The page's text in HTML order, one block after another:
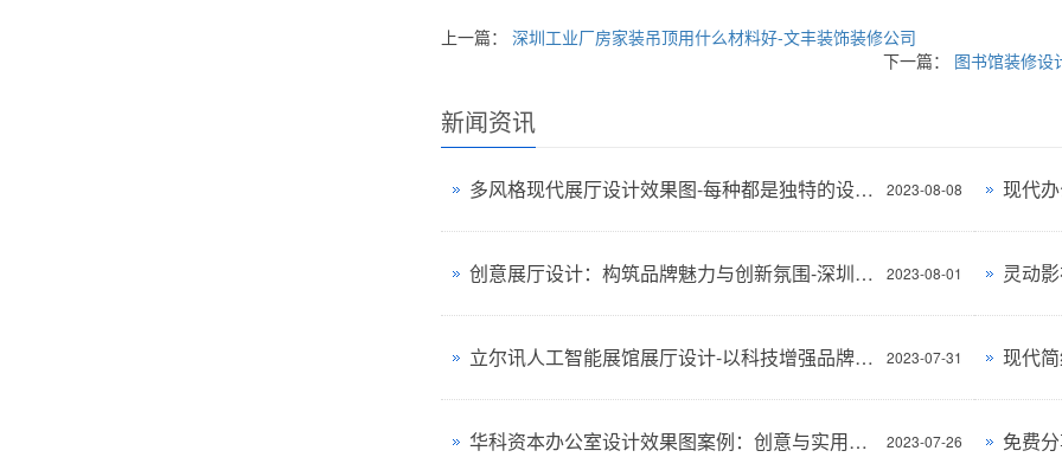
上一篇： 深圳工业厂房家装吊顶用什么材料好-文丰装饰装修公司
下一篇： 图书馆装修设
新闻资讯
2023-08-08
多风格现代展厅设计效果图-每种都是独特的设计风格-深圳文丰装饰
2023-08-01
创意展厅设计：构筑品牌魅力与创新氛围-深圳文丰装饰
2023-07-31
立尔讯人工智能展馆展厅设计-以科技增强品牌形象-深圳文丰装饰
2023-07-26
华科资本办公室设计效果图案例：创意与实用性的完美结合